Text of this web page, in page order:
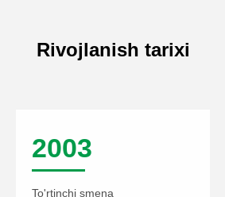
Rivojlanish tarixi
2003
To'rtinchi smena